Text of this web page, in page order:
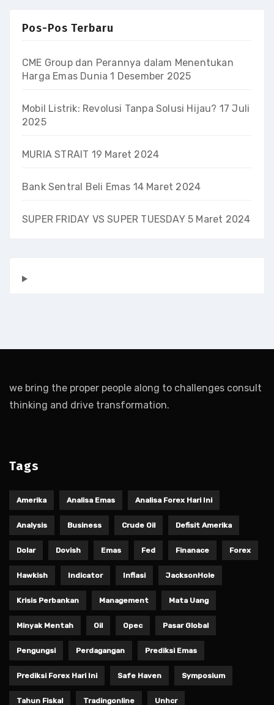
Pos-Pos Terbaru
CME Group dan Perannya dalam Menentukan
Harga Emas Dunia 1 Desember 2025
Mobil Listrik: Revolusi Tanpa Solusi Hijau? 17 Juli
2025
MURIA STRAIT 19 Maret 2024
Bank Sentral Beli Emas 14 Maret 2024
SUPER FRIDAY VS SUPER TUESDAY 5 Maret 2024
we bring the proper people along to challenges consult
thinking and drive transformation.
Tags
Amerika Analisa Emas Analisa Forex Hari Ini
Analysis Business Crude Oil Defisit Amerika
Dolar Dovish Emas Fed Finanace Forex
Hawkish Indicator Inflasi JacksonHole
Krisis Perbankan Management Mata Uang
Minyak Mentah Oil Opec Pasar Global
Pengungsi Perdagangan Prediksi Emas
Prediksi Forex Hari Ini Safe Haven Symposium
Tahun Fiskal Tradingonline Unhcr